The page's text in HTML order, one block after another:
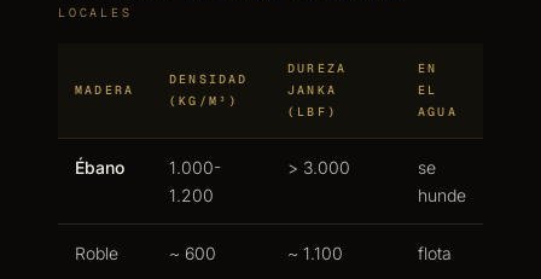
LOCALES
MADERA
DENSIDAD
(KG/M³)
DUREZA
JANKA
(LBF)
EN
EL
AGUA
Ébano
1.000-
1.200
> 3.000
se
hunde
Roble ~ 600 ~ 1.100 flota